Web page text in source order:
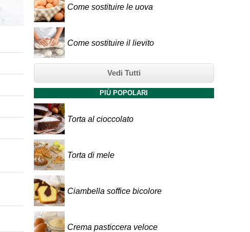
Come sostituire le uova
Come sostituire il lievito
Vedi Tutti
PIÙ POPOLARI
Torta al cioccolato
Torta di mele
Ciambella soffice bicolore
Crema pasticcera veloce